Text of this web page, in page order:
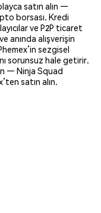
satın alın —
borsası. Kredi
ve P2P ticaret
anında alışverişin
sezgisel
sorunsuz hale getirir.
— Ninja Squad
satın alın.